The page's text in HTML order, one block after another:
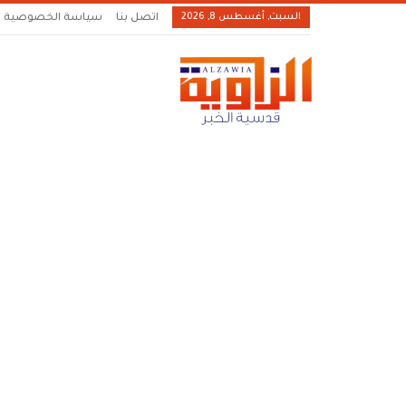
السبت, أغسطس 8, 2026 اتصل بنا سياسة الخصوصية